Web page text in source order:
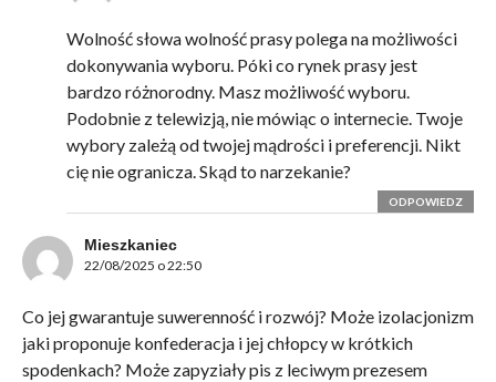
Wolność słowa wolność prasy polega na możliwości
dokonywania wyboru. Póki co rynek prasy jest
bardzo różnorodny. Masz możliwość wyboru.
Podobnie z telewizją, nie mówiąc o internecie. Twoje
wybory zależą od twojej mądrości i preferencji. Nikt
cię nie ogranicza. Skąd to narzekanie?
ODPOWIEDZ
Mieszkaniec
22/08/2025 o 22:50
Co jej gwarantuje suwerenność i rozwój? Może izolacjonizm
jaki proponuje konfederacja i jej chłopcy w krótkich
spodenkach? Może zapyziały pis z leciwym prezesem